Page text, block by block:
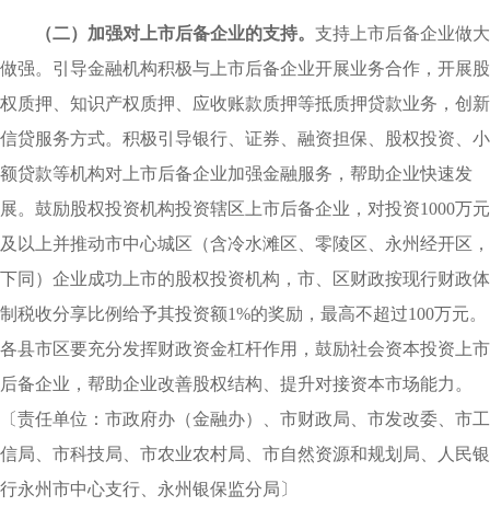
（二）加强对上市后备企业的支持。 支持上市后备企业做大
做强。引导金融机构积极与上市后备企业开展业务合作，开展股
权质押、知识产权质押、应收账款质押等抵质押贷款业务，创新
信贷服务方式。积极引导银行、证券、融资担保、股权投资、小
额贷款等机构对上市后备企业加强金融服务，帮助企业快速发
展。鼓励股权投资机构投资辖区上市后备企业，对投资1000万元
及以上并推动市中心城区（含冷水滩区、零陵区、永州经开区，
下同）企业成功上市的股权投资机构，市、区财政按现行财政体
制税收分享比例给予其投资额1%的奖励，最高不超过100万元。
各县市区要充分发挥财政资金杠杆作用，鼓励社会资本投资上市
后备企业，帮助企业改善股权结构、提升对接资本市场能力。
〔责任单位：市政府办（金融办）、市财政局、市发改委、市工
信局、市科技局、市农业农村局、市自然资源和规划局、人民银
行永州市中心支行、永州银保监分局〕